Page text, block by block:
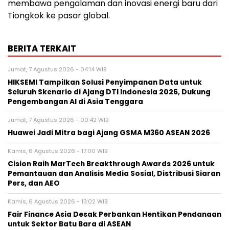
membawa pengalaman dan inovasi energi baru dari
Tiongkok ke pasar global.
BERITA TERKAIT
Jumat, 7 Agustus 2026 - 04:14 WIB
HIKSEMI Tampilkan Solusi Penyimpanan Data untuk
Seluruh Skenario di Ajang DTI Indonesia 2026, Dukung
Pengembangan AI di Asia Tenggara
Jumat, 7 Agustus 2026 - 00:42 WIB
Huawei Jadi Mitra bagi Ajang GSMA M360 ASEAN 2026
Kamis, 6 Agustus 2026 - 17:00 WIB
Cision Raih MarTech Breakthrough Awards 2026 untuk
Pemantauan dan Analisis Media Sosial, Distribusi Siaran
Pers, dan AEO
Kamis, 6 Agustus 2026 - 13:02 WIB
Fair Finance Asia Desak Perbankan Hentikan Pendanaan
untuk Sektor Batu Bara di ASEAN